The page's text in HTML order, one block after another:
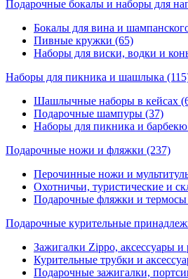
Подарочные бокалы и наборы для
Бокалы для вина и
Пивные кружки (65)
Наборы для виски, водки и
Наборы для пикника и шашлыка
Шашлычные наборы в кейсах
Подарочные шампуры (37)
Наборы для пикника и
Подарочные ножи и фляжки (237)
Перочинные ножи и
Охотничьи, туристические и
Подарочные фляжки и термосы
Подарочные курительные
Зажигалки Zippo, аксессуары
Курительные трубки и
Подарочные зажигалки,